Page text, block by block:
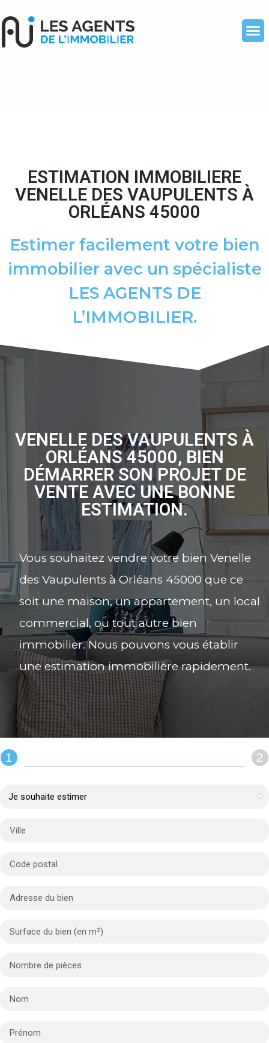
ESTIMATION IMMOBILIERE
VENELLE DES VAUPULENTS À
ORLÉANS 45000
Estimer facilement votre bien
immobilier avec un spécialiste
LES AGENTS DE
L’IMMOBILIER.
VENELLE DES VAUPULENTS À
ORLÉANS 45000, BIEN
DÉMARRER SON PROJET DE
VENTE AVEC UNE BONNE
ESTIMATION.
Vous souhaitez vendre votre bien Venelle
des Vaupulents à Orléans 45000 que ce
soit une maison, un appartement, un local
commercial, ou tout autre bien
immobilier. Nous pouvons vous établir
une estimation immobilière rapidement.
REMPLIR LE FORMULAIRE :
1 2